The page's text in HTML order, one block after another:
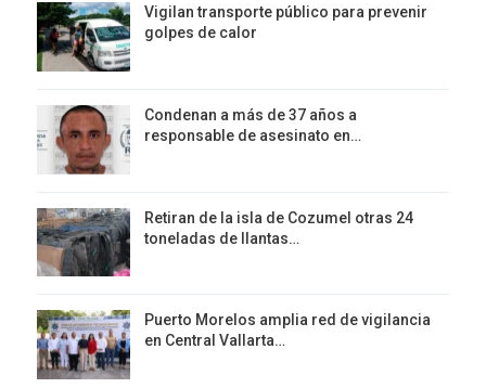
Vigilan transporte público para prevenir
golpes de calor
Condenan a más de 37 años a
responsable de asesinato en…
Retiran de la isla de Cozumel otras 24
toneladas de llantas…
Puerto Morelos amplia red de vigilancia
en Central Vallarta…